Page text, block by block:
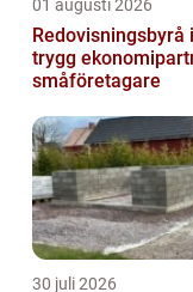
01 augusti 2026
Redovisningsbyrå
trygg
småföretagare
30 juli 2026